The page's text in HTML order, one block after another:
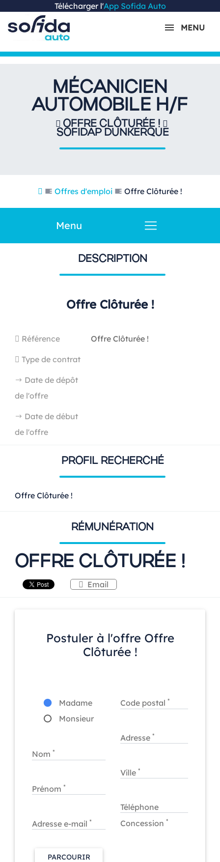
Télécharger l'App Sofida Auto
MENU
MÉCANICIEN
AUTOMOBILE H/F
OFFRE CLÔTURÉE !
SOFIDAP DUNKERQUE
Offres d'emploi Offre Clôturée !
Menu
DESCRIPTION
Offre Clôturée !
Référence Offre Clôturée !
Type de contrat
Date de dépôt
de l'offre
Date de début
de l'offre
PROFIL RECHERCHÉ
Offre Clôturée !
RÉMUNÉRATION
OFFRE CLÔTURÉE !
Email
Postuler à l'offre Offre
Clôturée !
Madame
Monsieur
Nom *
Prénom *
Adresse e-mail *
PARCOURIR
Code postal*
Adresse*
Ville*
Téléphone
Concession*